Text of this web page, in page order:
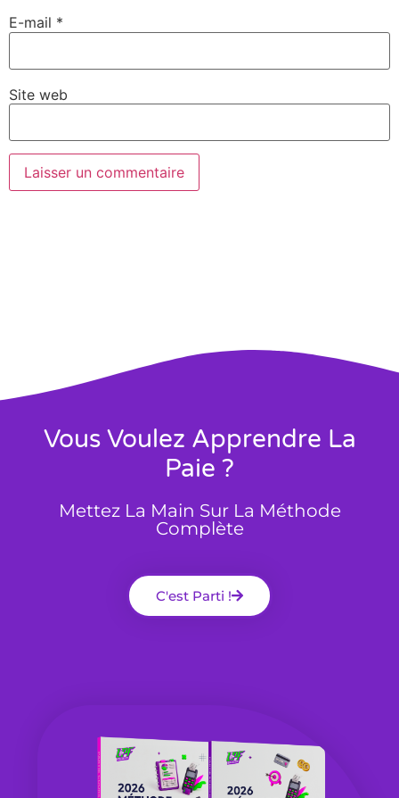
E-mail *
Site web
Vous Voulez Apprendre La
Paie ?
Mettez La Main Sur La Méthode
Complète
C'est Parti !